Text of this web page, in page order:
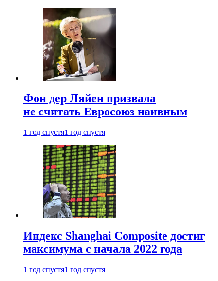
Фон дер Ляйен призвала
не считать Евросоюз наивным
1 год спустя1 год спустя
Индекс Shanghai Composite достиг
максимума с начала 2022 года
1 год спустя1 год спустя